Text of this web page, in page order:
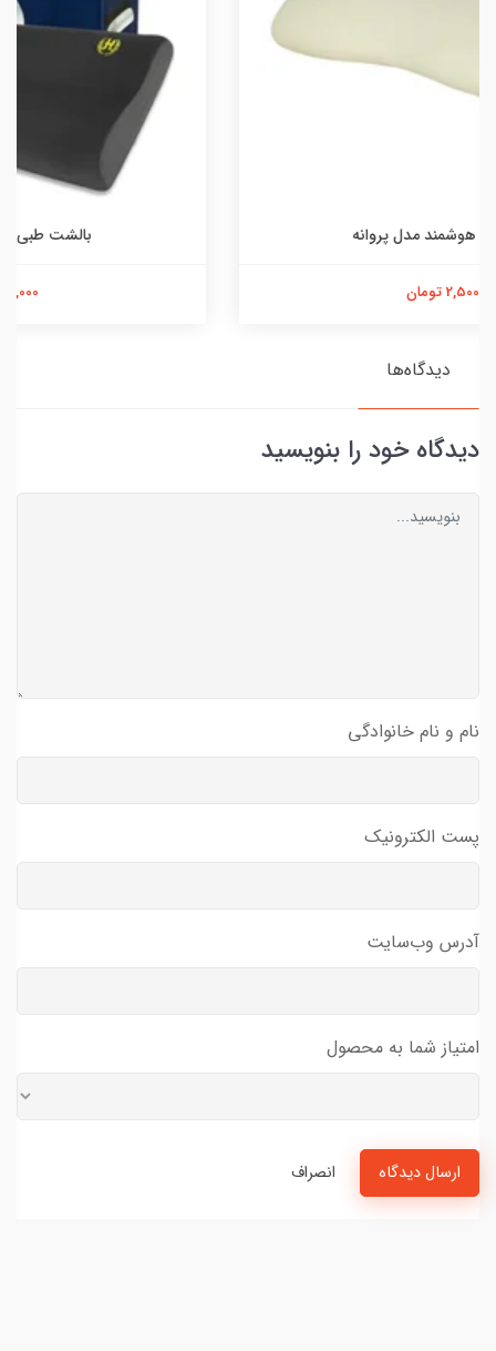
دیدگاه‌ها
دیدگاه خود را بنویسید
نام و نام خانوادگی
پست الکترونیک
آدرس وب‌سایت
امتیاز شما به محصول
ارسال دیدگاه انصراف